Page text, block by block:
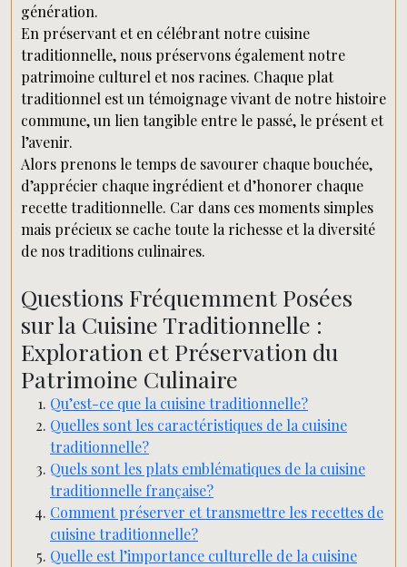
génération.
En préservant et en célébrant notre cuisine
traditionnelle, nous préservons également notre
patrimoine culturel et nos racines. Chaque plat
traditionnel est un témoignage vivant de notre histoire
commune, un lien tangible entre le passé, le présent et
l’avenir.
Alors prenons le temps de savourer chaque bouchée,
d’apprécier chaque ingrédient et d’honorer chaque
recette traditionnelle. Car dans ces moments simples
mais précieux se cache toute la richesse et la diversité
de nos traditions culinaires.
Questions Fréquemment Posées
sur la Cuisine Traditionnelle :
Exploration et Préservation du
Patrimoine Culinaire
Qu’est-ce que la cuisine traditionnelle?
Quelles sont les caractéristiques de la cuisine
traditionnelle?
Quels sont les plats emblématiques de la cuisine
traditionnelle française?
Comment préserver et transmettre les recettes de
cuisine traditionnelle?
Quelle est l’importance culturelle de la cuisine